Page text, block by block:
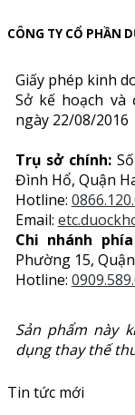
CÔNG TY CỔ PHẦN
Giấy phép kinh
Sở kế hoạch
ngày 22/08/2016
Trụ sở chính:Số
Đình Hổ, Quận
Hotline:
Email:
Chi nhánh
Phường 15,
Hotline:
Sản phẩm này
dụng thay thế
Tin tức mới